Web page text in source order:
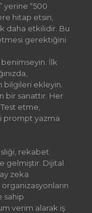
yerine “500
hitap etsin,
daha etkilidir. Bu
gerektiğini
benimseyin. İlk
bilgileri ekleyin.
bir sanattır. Her
etme,
prompt yazma
rekabet
gelmiştir. Dijital
zeka
sahip
verim alarak iş